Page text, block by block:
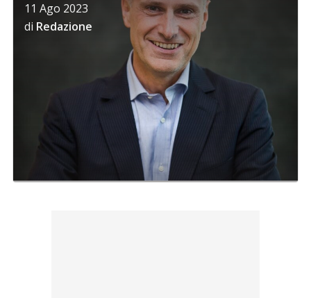
11 Ago 2023
di Redazione